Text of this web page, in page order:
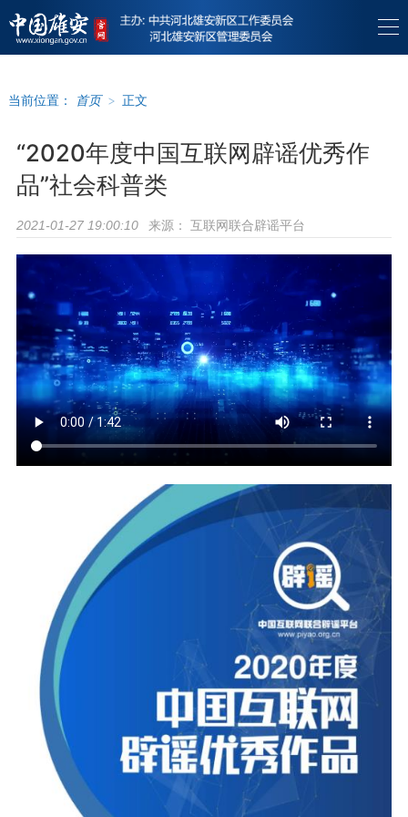
当前位置： 首页 > 正文
“2020年度中国互联网辟谣优秀作
品”社会科普类
2021-01-27 19:00:10 来源： 互联网联合辟谣平台